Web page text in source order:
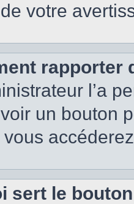
votre
rapporter
l’a
un bouton
sert le